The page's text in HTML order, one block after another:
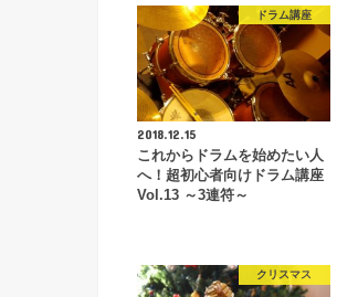
ドラム講座
2018.12.15
これからドラムを始めたい人
へ！超初心者向けドラム講座
Vol.13 ～3連符～
クリスマス